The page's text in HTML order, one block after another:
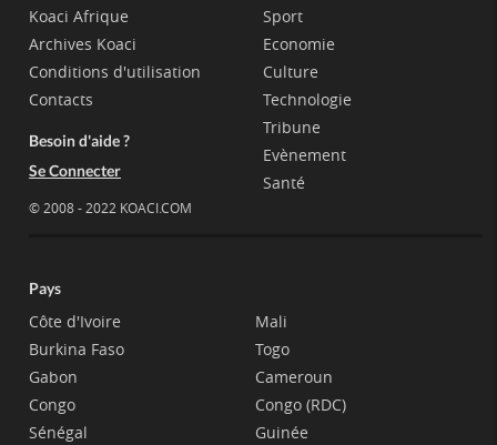
Koaci Afrique
Archives Koaci
Conditions d'utilisation
Contacts
Besoin d'aide ?
Se Connecter
© 2008 - 2022 KOACI.COM
Sport
Economie
Culture
Technologie
Tribune
Evènement
Santé
Pays
Côte d'Ivoire
Burkina Faso
Gabon
Congo
Sénégal
Mali
Togo
Cameroun
Congo (RDC)
Guinée